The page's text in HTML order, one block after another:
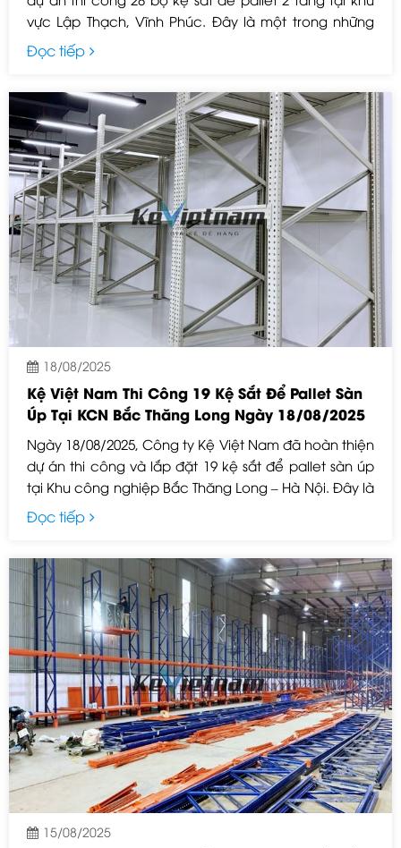
vực Lập Thạch, Vĩnh Phúc. Đây là một trong những
dự án trọng điểm trong tháng 9, góp phần khẳng
định uy tín và năng lực của Kệ Việt Nam trong lĩnh
lượng cao.
Đọc tiếp
18/08/2025
Kệ Việt Nam Thi Công 19 Kệ Sắt Để Pallet Sàn
Úp Tại KCN Bắc Thăng Long Ngày 18/08/2025
Ngày 18/08/2025, Công ty Kệ Việt Nam đã hoàn thiện
dự án thi công và lắp đặt 19 kệ sắt để pallet sàn úp
tại Khu công nghiệp Bắc Thăng Long – Hà Nội. Đây là
giải pháp lưu trữ hiện đại, giúp doanh nghiệp tối ưu
không gian kho, nâng cao hiệu quả quản lý hàng
Đọc tiếp
15/08/2025